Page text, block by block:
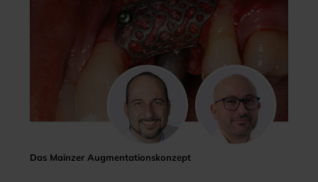
Das Mainzer Augmentationskonzept